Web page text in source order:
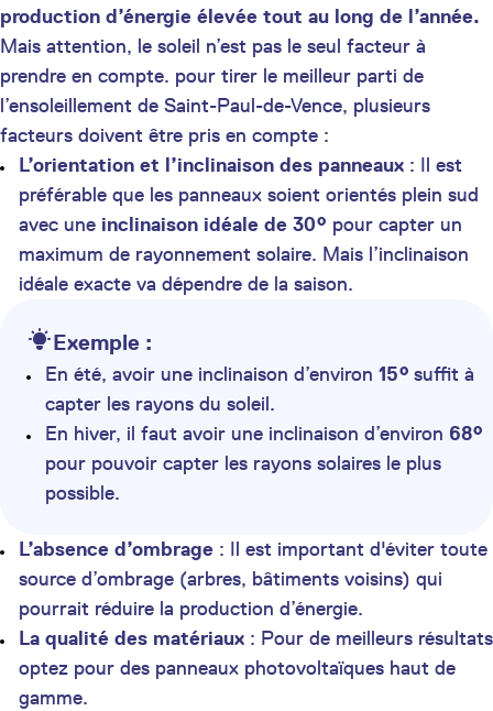
production d’énergie élevée tout au long de l’année.
Mais attention, le soleil n’est pas le seul facteur à
prendre en compte. pour tirer le meilleur parti de
l’ensoleillement de Saint-Paul-de-Vence, plusieurs
facteurs doivent être pris en compte :
L’orientation et l’inclinaison des panneaux : Il est
préférable que les panneaux soient orientés plein sud
avec une inclinaison idéale de 30° pour capter un
maximum de rayonnement solaire. Mais l’inclinaison
idéale exacte va dépendre de la saison.
Exemple :
En été, avoir une inclinaison d’environ 15° suffit à
capter les rayons du soleil.
En hiver, il faut avoir une inclinaison d’environ 68°
pour pouvoir capter les rayons solaires le plus
possible.
L’absence d’ombrage : Il est important d'éviter toute
source d’ombrage (arbres, bâtiments voisins) qui
pourrait réduire la production d’énergie.
La qualité des matériaux : Pour de meilleurs
optez pour des panneaux photovoltaïques haut de
gamme.